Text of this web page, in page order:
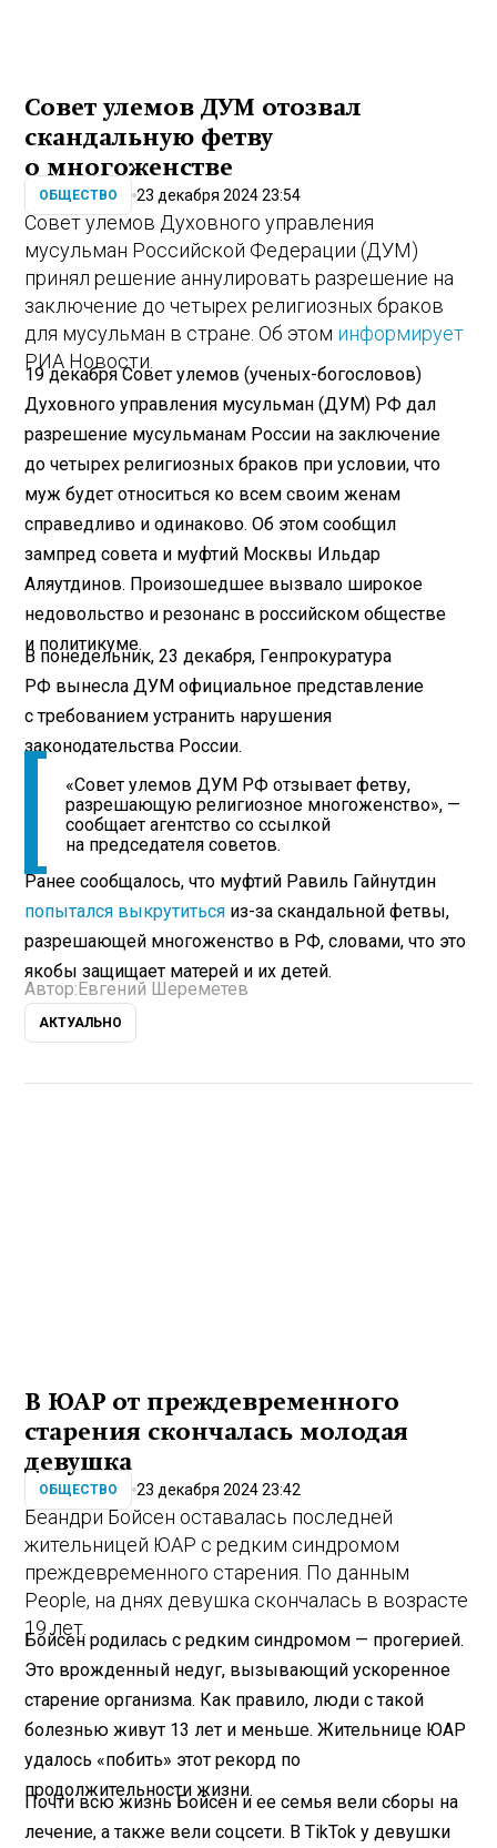
Совет улемов ДУМ отозвал
скандальную фетву
о многоженстве
ОБЩЕСТВО 23 декабря 2024 23:54
Совет улемов Духовного управления
мусульман Российской Федерации (ДУМ)
принял решение аннулировать разрешение на
заключение до четырех религиозных браков
для мусульман в стране. Об этом информирует
РИА Новости.
19 декабря Совет улемов (ученых-богословов)
Духовного управления мусульман (ДУМ) РФ дал
разрешение мусульманам России на заключение
до четырех религиозных браков при условии, что
муж будет относиться ко всем своим женам
справедливо и одинаково. Об этом сообщил
зампред совета и муфтий Москвы Ильдар
Аляутдинов. Произошедшее вызвало широкое
недовольство и резонанс в российском обществе
и политикуме.
В понедельник, 23 декабря, Генпрокуратура
РФ вынесла ДУМ официальное представление
с требованием устранить нарушения
законодательства России.
«Совет улемов ДУМ РФ отзывает фетву,
разрешающую религиозное многоженство», —
сообщает агентство со ссылкой
на председателя советов.
Ранее сообщалось, что муфтий Равиль Гайнутдин
попытался выкрутиться из-за скандальной фетвы,
разрешающей многоженство в РФ, словами, что это
якобы защищает матерей и их детей.
Автор: Евгений Шереметев
АКТУАЛЬНО
В ЮАР от преждевременного
старения скончалась молодая
девушка
ОБЩЕСТВО 23 декабря 2024 23:42
Беандри Бойсен оставалась последней
жительницей ЮАР с редким синдромом
преждевременного старения. По данным
People, на днях девушка скончалась в возрасте
19 лет.
Бойсен родилась с редким синдромом — прогерией.
Это врожденный недуг, вызывающий ускоренное
старение организма. Как правило, люди с такой
болезнью живут 13 лет и меньше. Жительнице ЮАР
удалось «побить» этот рекорд по
продолжительности жизни.
Почти всю жизнь Бойсен и ее семья вели сборы на
лечение, а также вели соцсети. В TikTok у девушки